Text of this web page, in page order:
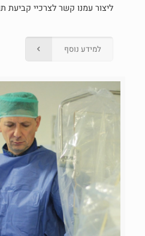
ליצור עמנו קשר לצרכיי קביעת
למידע נוסף